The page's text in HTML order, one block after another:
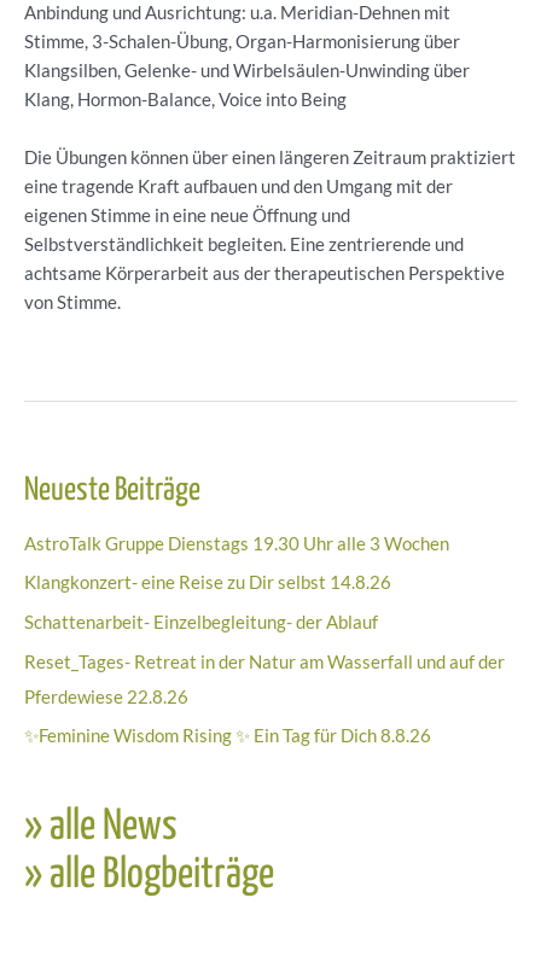
Anbindung und Ausrichtung: u.a. Meridian-Dehnen mit
Stimme, 3-Schalen-Übung, Organ-Harmonisierung über
Klangsilben, Gelenke- und Wirbelsäulen-Unwinding über
Klang, Hormon-Balance, Voice into Being
Die Übungen können über einen längeren Zeitraum praktiziert
eine tragende Kraft aufbauen und den Umgang mit der
eigenen Stimme in eine neue Öffnung und
Selbstverständlichkeit begleiten. Eine zentrierende und
achtsame Körperarbeit aus der therapeutischen Perspektive
von Stimme.
Neueste Beiträge
AstroTalk Gruppe Dienstags 19.30 Uhr alle 3 Wochen
Klangkonzert- eine Reise zu Dir selbst 14.8.26
Schattenarbeit- Einzelbegleitung- der Ablauf
Reset_Tages- Retreat in der Natur am Wasserfall und auf der
Pferdewiese 22.8.26
✨Feminine Wisdom Rising ✨ Ein Tag für Dich 8.8.26
» alle News
» alle Blogbeiträge